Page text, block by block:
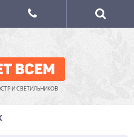
И СВЕТИЛЬНИКОВ